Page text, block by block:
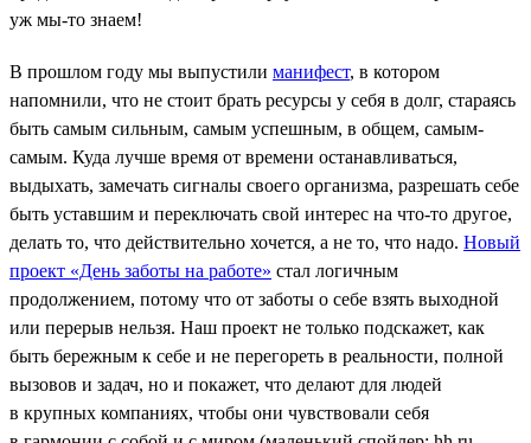
уж мы-то знаем!
В прошлом году мы выпустили манифест, в котором
напомнили, что не стоит брать ресурсы у себя в долг, стараясь
быть самым сильным, самым успешным, в общем, самым-
самым. Куда лучше время от времени останавливаться,
выдыхать, замечать сигналы своего организма, разрешать себе
быть уставшим и переключать свой интерес на что-то другое,
делать то, что действительно хочется, а не то, что надо. Новый
проект «День заботы на работе» стал логичным
продолжением, потому что от заботы о себе взять выходной
или перерыв нельзя. Наш проект не только подскажет, как
быть бережным к себе и не перегореть в реальности, полной
вызовов и задач, но и покажет, что делают для людей
в крупных компаниях, чтобы они чувствовали себя